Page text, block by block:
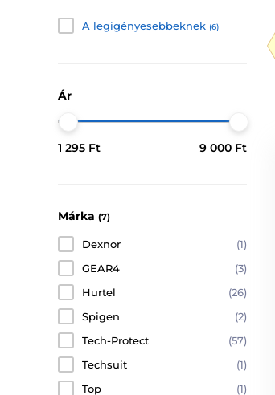
A legigényesebbeknek (6)
Ár
1 295 Ft 9 000 Ft
Márka (7)
Dexnor
(1)
GEAR4
(3)
Hurtel
(26)
Spigen
(2)
Tech-Protect
(57)
Techsuit
(1)
Top
(1)